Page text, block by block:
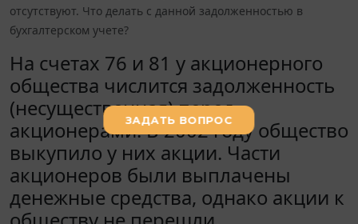
отсутствуют. Что делать с данной задолженностью в
бухгалтерском учете?
На счетах 76 и 81 у акционерного
общества числится задолженность
(несущественная) перед
акционерами. В 2002 году общество
выкупило у них акции. Части
акционеров были выплачены
денежные средства, однако акции к